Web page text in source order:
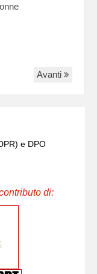
Avanti
e DPO
di: